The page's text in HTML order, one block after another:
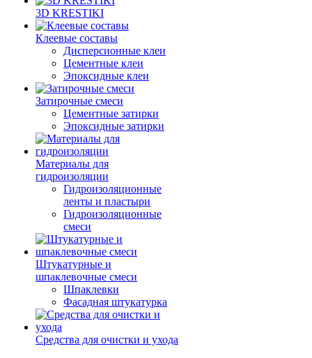
3D KRESTIKI
Клеевые составы
Дисперсионные клеи
Цементные клеи
Эпоксидные клеи
Затирочные смеси
Цементные затирки
Эпоксидные затирки
Материалы для
гидроизоляции
Гидроизоляционные
ленты и пластыри
Гидроизоляционные
смеси
Штукатурные и
шпаклевочные смеси
Шпаклевки
Фасадная штукатурка
Средства для очистки и ухода